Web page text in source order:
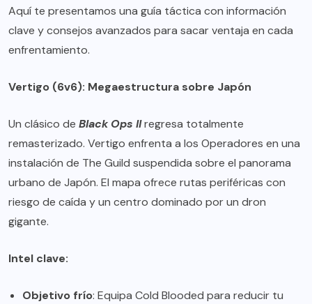
Aquí te presentamos una guía táctica con información
clave y consejos avanzados para sacar ventaja en cada
enfrentamiento.
Vertigo (6v6): Megaestructura sobre Japón
Un clásico de Black Ops IIregresa totalmente
remasterizado. Vertigo enfrenta a los Operadores en una
instalación de The Guild suspendida sobre el panorama
urbano de Japón. El mapa ofrece rutas periféricas con
riesgo de caída y un centro dominado por un dron
gigante.
Intel clave:
Objetivo frío: Equipa Cold Blooded para reducir tu